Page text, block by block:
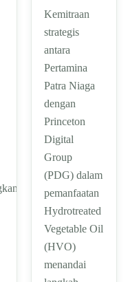
Kemitraan
strategis
antara
Pertamina
Patra Niaga
dengan
Princeton
Digital
Group
(PDG) dalam
pemanfaatan
Hydrotreated
Vegetable Oil
(HVO)
menandai